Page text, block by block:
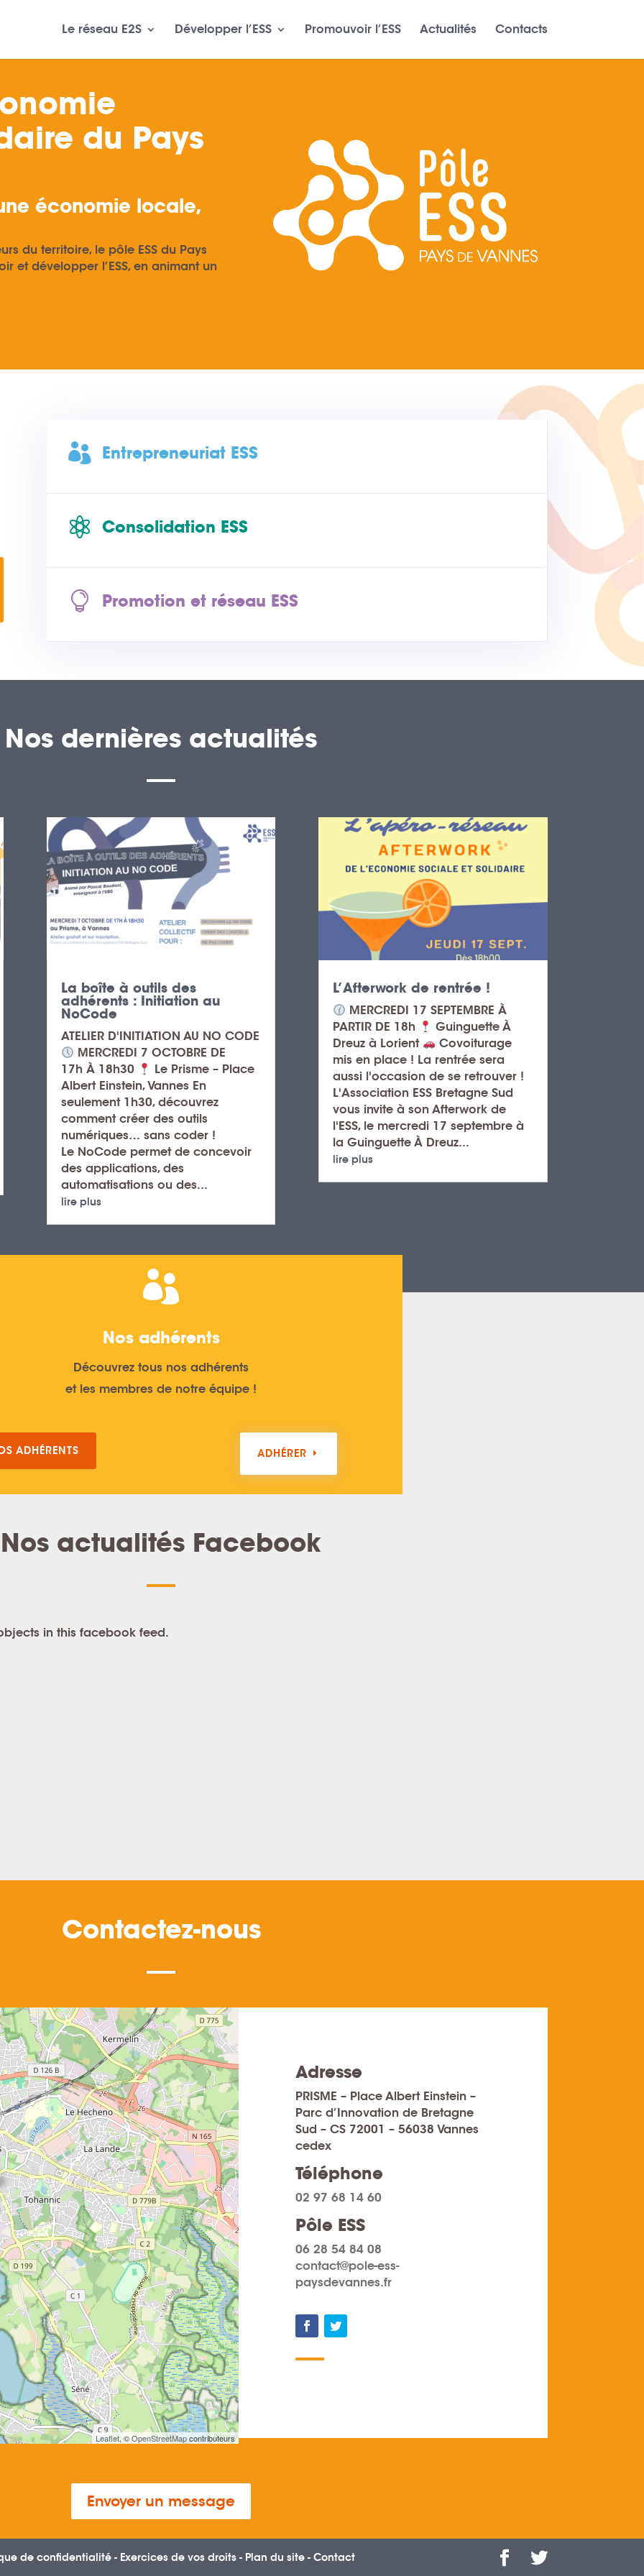
Le réseau E2S Développer l’ESS Promouvoir l’ESS Actualités Contacts
du Pays
économie locale,
du territoire, le pôle ESS du Pays
et développer l’ESS, en animant un
 Entrepreneuriat ESS
 Consolidation ESS
 Promotion et réseau ESS
Nos dernières actualités
La boîte à outils des
adhérents : Initiation au
NoCode
ATELIER D'INITIATION AU NO CODE
MERCREDI 7 OCTOBRE DE
17h À 18h30
Le Prisme – Place
Albert Einstein, Vannes En
seulement 1h30, découvrez
comment créer des outils
numériques… sans coder !
Le NoCode permet de concevoir
des applications, des
automatisations ou des...
lire plus
L’Afterwork de rentrée !
MERCREDI 17 SEPTEMBRE À
PARTIR DE 18h
Guinguette À
Dreuz à Lorient
Covoiturage
mis en place ! La rentrée sera
aussi l'occasion de se retrouver !
L'Association ESS Bretagne Sud
vous invite à son Afterwork de
l'ESS, le mercredi 17 septembre à
la Guinguette À Dreuz...
lire plus

Nos adhérents
Découvrez tous nos adhérents
et les membres de notre équipe !
ADHÉRENTS ADHÉRER
Nos actualités Facebook
in this facebook feed.
Contactez-nous
Leaflet, ©OpenStreetMapcontributeurs
Adresse
PRISME – Place Albert Einstein –
Parc d’Innovation de Bretagne
Sud – CS 72001 – 56038 Vannes
cedex
Téléphone
02 97 68 14 60
Pôle ESS
06 28 54 84 08
contact@pole-ess-
paysdevannes.fr
Envoyer un message
de confidentialité - Exercices de vos droits - Plan du site -Contact